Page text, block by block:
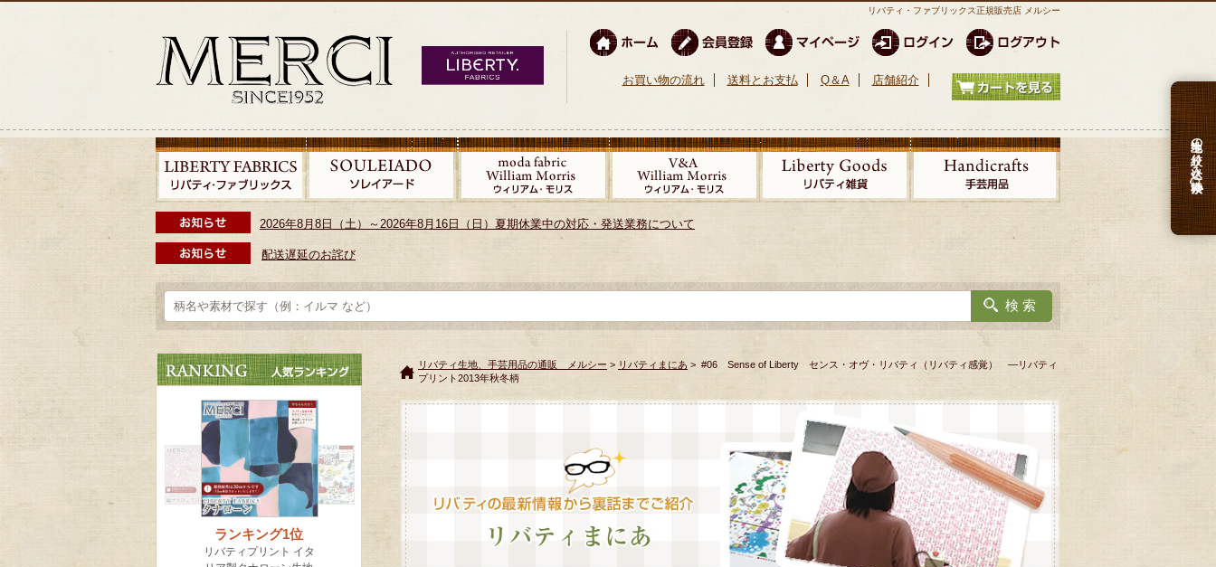
リバティ・ファブリックス正規販売店 メルシー
お買い物の流れ 送料とお支払 Q＆A 店舗紹介
2026年8月8日（土）～2026年8月16日（日）夏期休業中の対応・発送業務について
配送遅延のお詫び
生地の絞り込み検索
リバティ生地、手芸用品の通販 メルシー > リバティまにあ > #06 Sense of Liberty センス・オヴ・リバティ（リバティ感覚） ―リバティ
プリント2013年秋冬柄